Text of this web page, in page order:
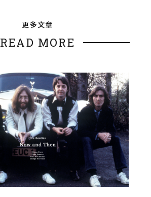
更多文章
READ MORE